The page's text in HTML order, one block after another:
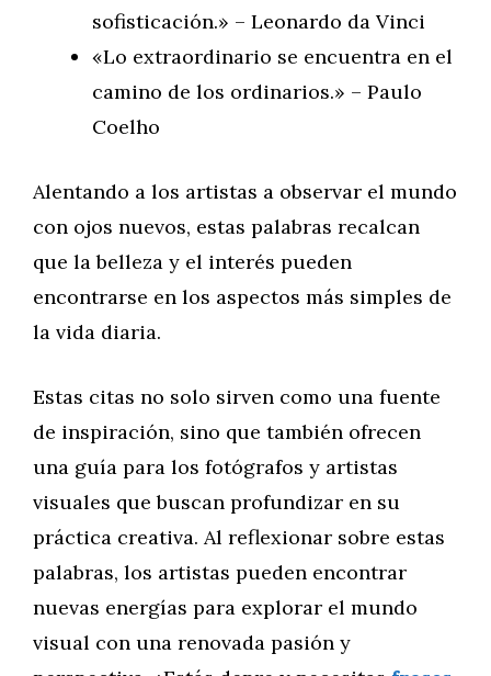
sofisticación.» – Leonardo da Vinci
«Lo extraordinario se encuentra en el
camino de los ordinarios.» – Paulo
Coelho
Alentando a los artistas a observar el mundo
con ojos nuevos, estas palabras recalcan
que la belleza y el interés pueden
encontrarse en los aspectos más simples de
la vida diaria.
Estas citas no solo sirven como una fuente
de inspiración, sino que también ofrecen
una guía para los fotógrafos y artistas
visuales que buscan profundizar en su
práctica creativa. Al reflexionar sobre estas
palabras, los artistas pueden encontrar
nuevas energías para explorar el mundo
visual con una renovada pasión y